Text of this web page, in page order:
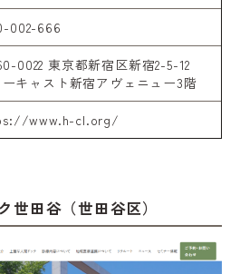
002-666
0022 東京都新宿区新宿2-5-12
ーキャスト新宿アヴェニュー3階
www.h-cl.org/
世田谷（世田谷区）